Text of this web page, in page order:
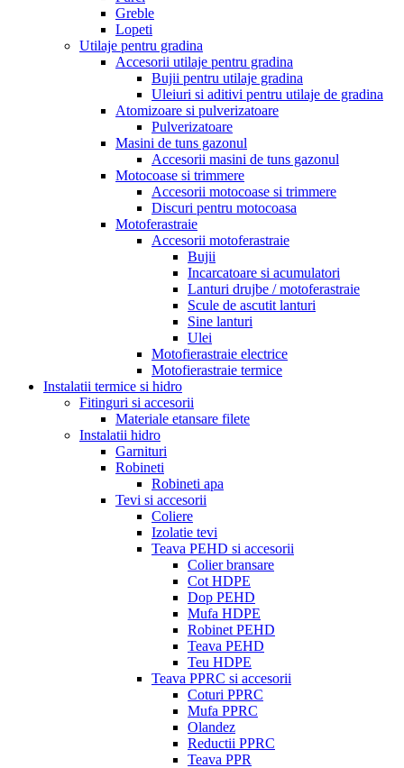
Greble
Lopeti
Utilaje pentru gradina
Accesorii utilaje pentru gradina
Bujii pentru utilaje gradina
Uleiuri si aditivi pentru utilaje de gradina
Atomizoare si pulverizatoare
Pulverizatoare
Masini de tuns gazonul
Accesorii masini de tuns gazonul
Motocoase si trimmere
Accesorii motocoase si trimmere
Discuri pentru motocoasa
Motoferastraie
Accesorii motoferastraie
Bujii
Incarcatoare si acumulatori
Lanturi drujbe / motoferastraie
Scule de ascutit lanturi
Sine lanturi
Ulei
Motofierastraie electrice
Motofierastraie termice
Instalatii termice si hidro
Fitinguri si accesorii
Materiale etansare filete
Instalatii hidro
Garnituri
Robineti
Robineti apa
Tevi si accesorii
Coliere
Izolatie tevi
Teava PEHD si accesorii
Colier bransare
Cot HDPE
Dop PEHD
Mufa HDPE
Robinet PEHD
Teava PEHD
Teu HDPE
Teava PPRC si accesorii
Coturi PPRC
Mufa PPRC
Olandez
Reductii PPRC
Teava PPR